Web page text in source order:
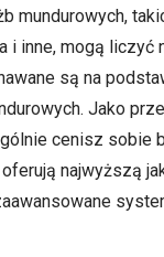
mundurowych,
i inne, mogą liczyć
są na
Jako
cenisz sobie
najwyższą